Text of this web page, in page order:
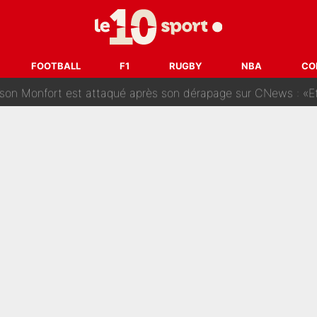
FOOTBALL F1 RUGBY NBA
nouveaux joueurs : L’IA dévoile les 5 cracks qui pourraient
McCourt, démission de Roberto De Zerbi : Medhi Benatia se lâche sur son
est attaqué après son dérapage sur CNews : «Et lui, il prend